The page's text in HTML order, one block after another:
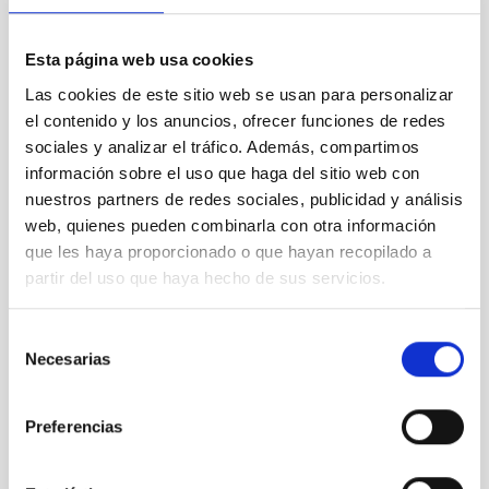
Esta página web usa cookies
Las cookies de este sitio web se usan para personalizar
el contenido y los anuncios, ofrecer funciones de redes
sociales y analizar el tráfico. Además, compartimos
información sobre el uso que haga del sitio web con
nuestros partners de redes sociales, publicidad y análisis
web, quienes pueden combinarla con otra información
que les haya proporcionado o que hayan recopilado a
partir del uso que haya hecho de sus servicios.
Necesarias
Preferencias
Abril 2026(1)
Febrero 2026(3)
Noviembre 2025(1)
Octubre 2025 (3)
Septiembre 2025(2)
Agosto 2025(2)
Julio 2025(1)
Junio 2025(1)
Abril 2025(1)
Marzo 2025(2)
Agosto 2024
Junio 2024(2)